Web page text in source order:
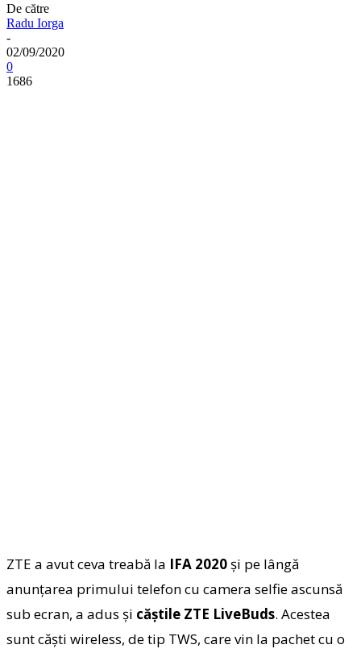
De către
Radu Iorga
-
02/09/2020
0
1686
ZTE a avut ceva treabă la IFA 2020 şi pe lângă
anunţarea primului telefon cu camera selfie ascunsă
sub ecran, a adus şi căştile ZTE LiveBuds. Acestea
sunt căşti wireless, de tip TWS, care vin la pachet cu o